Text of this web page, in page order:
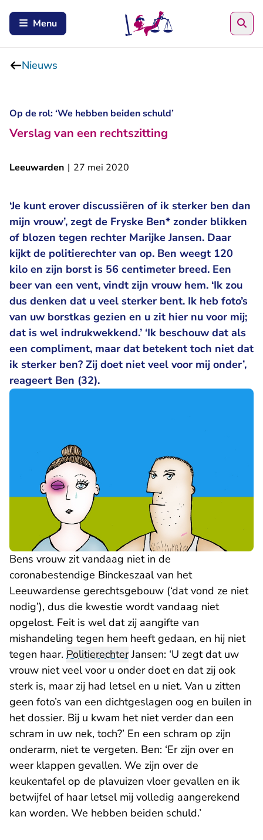
Menu
Nieuws
Op de rol: ‘We hebben beiden schuld’
Verslag van een rechtszitting
Leeuwarden | 27 mei 2020
‘Je kunt erover discussiëren of ik sterker ben dan
mijn vrouw’, zegt de Fryske Ben* zonder blikken
of blozen tegen rechter Marijke Jansen. Daar
kijkt de politierechter van op. Ben weegt 120
kilo en zijn borst is 56 centimeter breed. Een
beer van een vent, vindt zijn vrouw hem. ‘Ik zou
dus denken dat u veel sterker bent. Ik heb foto’s
van uw borstkas gezien en u zit hier nu voor mij;
dat is wel indrukwekkend.’ ‘Ik beschouw dat als
een compliment, maar dat betekent toch niet dat
ik sterker ben? Zij doet niet veel voor mij onder’,
reageert Ben (32).
Bens vrouw zit vandaag niet in de
coronabestendige Binckeszaal van het
Leeuwardense gerechtsgebouw (‘dat vond ze niet
nodig’), dus die kwestie wordt vandaag niet
opgelost. Feit is wel dat zij aangifte van
mishandeling tegen hem heeft gedaan, en hij niet
tegen haar. PolitierechterJansen: ‘U zegt dat uw
vrouw niet veel voor u onder doet en dat zij ook
sterk is, maar zij had letsel en u niet. Van u zitten
geen foto’s van een dichtgeslagen oog en builen in
het dossier. Bij u kwam het niet verder dan een
schram in uw nek, toch?’ En een schram op zijn
onderarm, niet te vergeten. Ben: ‘Er zijn over en
weer klappen gevallen. We zijn over de
keukentafel op de plavuizen vloer gevallen en ik
betwijfel of haar letsel mij volledig aangerekend
kan worden. We hebben beiden schuld.’